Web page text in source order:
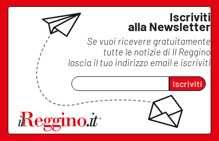
Iscriviti
alla Newsletter
Se vuoi ricevere gratuitamente
tutte le notizie di Il Reggino
lascia il tuo indirizzo email e iscriviti
Iscriviti